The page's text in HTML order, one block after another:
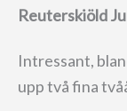
Reuterskiöld
Intressant,
upp två fina